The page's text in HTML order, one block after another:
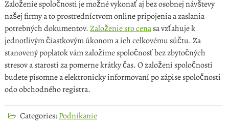
Založenie spoločnosti je možné vykonať aj bez osobnej návštevy
našej firmy a to prostredníctvom online pripojenia a zaslania
potrebných dokumentov.Založenie sro cenasa vzťahuje k
jednotlivým čiastkovým úkonom a ich celkovému súčtu. Za
stanovený poplatok vám založíme spoločnosť bez zbytočných
stresov a starostí za pomerne krátky čas. O založení spoločnosti
budete písomne a elektronicky informovaní po zápise spoločnosti
odo obchodného registra.
Categories:Podnikanie